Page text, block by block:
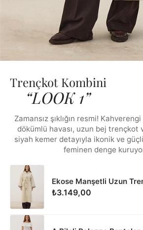
Trençkot Kombini
“LOOK 1”
Zamansız şıklığın resmi!
dökümlü havası, uzun bej trençkot
siyah kemer detayıyla ikonik ve
feminen denge
Ekose Manşetli Uzun
₺3.149,00